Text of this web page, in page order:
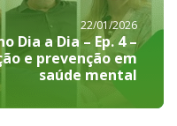
22/01/2026
Dia a Dia – Ep. 4 –
e prevenção em
saúde mental